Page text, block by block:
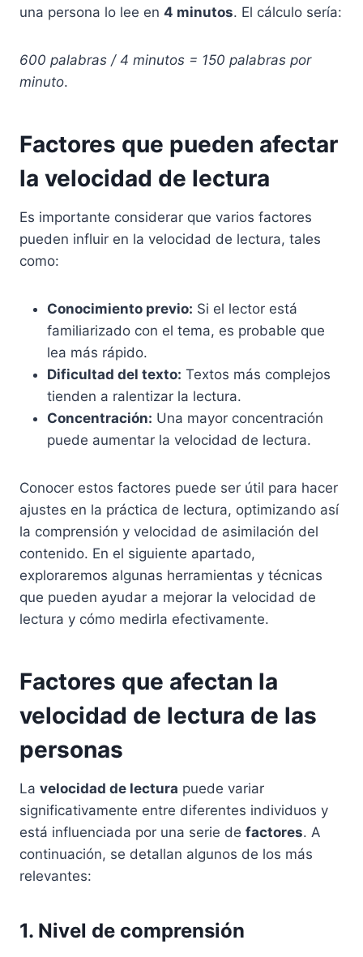
una persona lo lee en 4 minutos. El cálculo sería:
600 palabras / 4 minutos = 150 palabras por
minuto.
Factores que pueden afectar
la velocidad de lectura
Es importante considerar que varios factores
pueden influir en la velocidad de lectura, tales
como:
Conocimiento previo: Si el lector está
familiarizado con el tema, es probable que
lea más rápido.
Dificultad del texto: Textos más complejos
tienden a ralentizar la lectura.
Concentración: Una mayor concentración
puede aumentar la velocidad de lectura.
Conocer estos factores puede ser útil para hacer
ajustes en la práctica de lectura, optimizando así
la comprensión y velocidad de asimilación del
contenido. En el siguiente apartado,
exploraremos algunas herramientas y técnicas
que pueden ayudar a mejorar la velocidad de
lectura y cómo medirla efectivamente.
Factores que afectan la
velocidad de lectura de las
personas
La velocidad de lectura puede variar
significativamente entre diferentes individuos y
está influenciada por una serie de factores. A
continuación, se detallan algunos de los más
relevantes:
1. Nivel de comprensión